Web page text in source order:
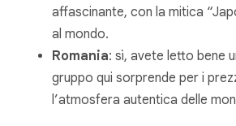
affascinante, con la mitica
al mondo.
Romania: sì, avete letto bene
gruppo qui sorprende per i
l’atmosfera autentica delle